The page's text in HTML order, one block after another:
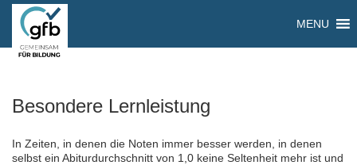
MENU
Besondere Lernleistung
In Zeiten, in denen die Noten immer besser werden, in denen
selbst ein Abiturdurchschnitt von 1,0 keine Seltenheit mehr ist und